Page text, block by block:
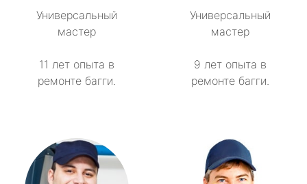
Универсальный
мастер
11 лет опыта в
ремонте багги.
Универсальный
мастер
9 лет опыта в
ремонте багги.